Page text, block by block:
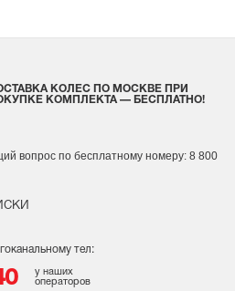
тел:
у наших
операторов
КОЛЕС ПО МОСКВЕ ПРИ
КОМПЛЕКТА — БЕСПЛАТНО!
вопрос по бесплатному номеру: 8 800